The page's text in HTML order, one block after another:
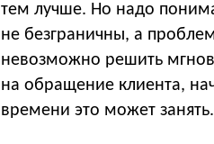
тем лучше. Но надо
не безграничны, а
невозможно решить
на обращение клиента,
времени это может занять.